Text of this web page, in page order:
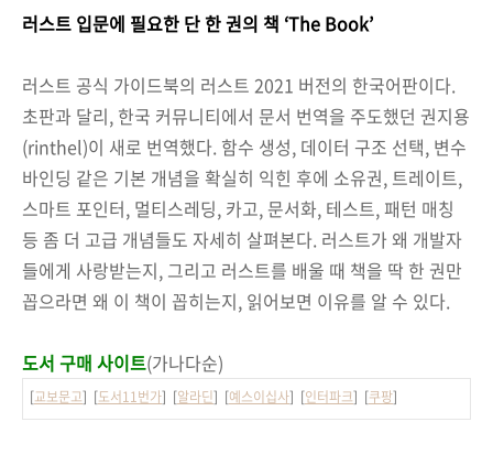
러스트 입문에 필요한 단 한 권의 책 ‘The Book’
러스트 공식 가이드북의 러스트 2021 버전의 한국어판이다.
초판과 달리, 한국 커뮤니티에서 문서 번역을 주도했던 권지용
(rinthel)이 새로 번역했다. 함수 생성, 데이터 구조 선택, 변수
바인딩 같은 기본 개념을 확실히 익힌 후에 소유권, 트레이트,
스마트 포인터, 멀티스레딩, 카고, 문서화, 테스트, 패턴 매칭
등 좀 더 고급 개념들도 자세히 살펴본다. 러스트가 왜 개발자
들에게 사랑받는지, 그리고 러스트를 배울 때 책을 딱 한 권만
꼽으라면 왜 이 책이 꼽히는지, 읽어보면 이유를 알 수 있다.
도서 구매 사이트(가나다순)
[교보문고] [도서11번가] [알라딘] [예스이십사] [인터파크] [쿠팡]